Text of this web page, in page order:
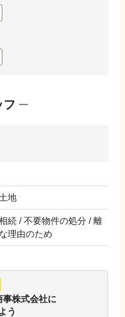
フ
地
続 / 不要物件の処分 / 離
理由のため
事株式会社に
う